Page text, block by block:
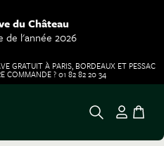
du Château
de l'année 2026
GRATUIT À PARIS, BORDEAUX ET PESSAC
COMMANDE ? 01 82 82 20 34